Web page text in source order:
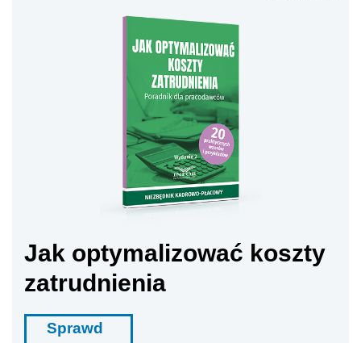
Jak optymalizować koszty
zatrudnienia
Sprawd